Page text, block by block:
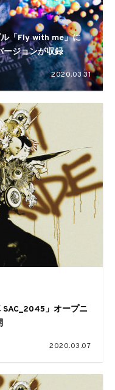
「Fly with me」に
ジョンが収録
2020.03.31
」オープニ
2020.03.07